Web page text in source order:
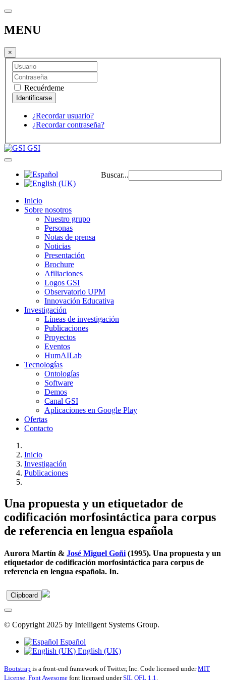
MENU
×
Recuérdeme
¿Recordar usuario?
¿Recordar contraseña?
GSI
Buscar...
Inicio
Sobre nosotros
Nuestro grupo
Personas
Notas de prensa
Noticias
Presentación
Brochure
Afiliaciones
Logos GSI
Observatorio UPM
Innovación Educativa
Investigación
Líneas de investigación
Publicaciones
Proyectos
Eventos
HumAILab
Tecnologías
Ontologías
Software
Demos
Canal GSI
Aplicaciones en Google Play
Ofertas
Contacto
Inicio
Investigación
Publicaciones
Una propuesta y un etiquetador de
codificación morfosintáctica para corpus
de referencia en lengua española
Aurora Martín & José Miguel Goñi (1995). Una propuesta y un
etiquetador de codificación morfosintáctica para corpus de
referencia en lengua española. In.
Clipboard
© Copyright 2025 by Intelligent Systems Group.
Español
English (UK)
Bootstrap is a front-end framework of Twitter, Inc. Code licensed underMIT
License. Font Awesome font licensed underSIL OFL 1.1